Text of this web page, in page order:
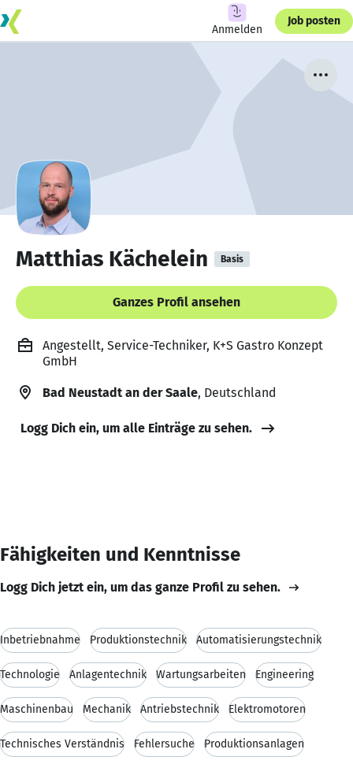
Anmelden
Job posten
Matthias Kächelein Basis
Ganzes Profil ansehen
Angestellt, Service-Techniker, K+S Gastro Konzept
GmbH
Bad Neustadt an der Saale, Deutschland
Logg Dich ein, um alle Einträge zu sehen.
Fähigkeiten und Kenntnisse
Logg Dich jetzt ein, um das ganze Profil zu sehen.
Inbetriebnahme Produktionstechnik Automatisierungstechnik
Technologie Anlagentechnik Wartungsarbeiten Engineering
Maschinenbau Mechanik Antriebstechnik Elektromotoren
Technisches Verständnis Fehlersuche Produktionsanlagen